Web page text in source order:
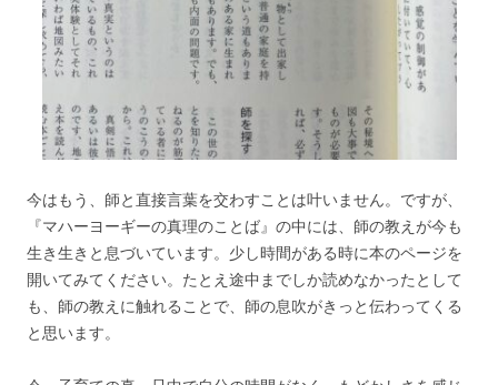
今はもう、師と直接言葉を交わすことは叶いません。ですが、
『マハーヨーギーの真理のことば』の中には、師の教えが今も
生き生きと息づいています。少し時間がある時に本のページを
開いてみてください。たとえ途中までしか読めなかったとして
も、師の教えに触れることで、師の息吹がきっと伝わってくる
と思います。